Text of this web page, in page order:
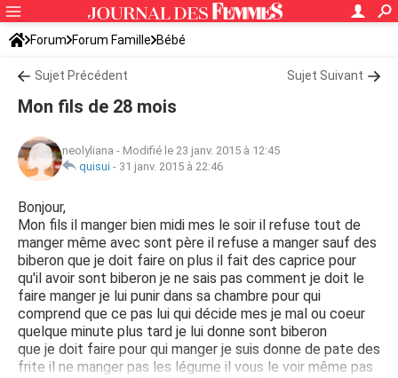
Forum Forum Famille Bébé
Sujet Précédent Sujet Suivant
Mon fils de 28 mois
neolyliana - Modifié le 23 janv. 2015 à 12:45
quisui - 31 janv. 2015 à 22:46
Bonjour,
Mon fils il manger bien midi mes le soir il refuse tout de
manger même avec sont père il refuse a manger sauf des
biberon que je doit faire on plus il fait des caprice pour
qu'il avoir sont biberon je ne sais pas comment je doit le
faire manger je lui punir dans sa chambre pour qui
comprend que ce pas lui qui décide mes je mal ou coeur
quelque minute plus tard je lui donne sont biberon
que je doit faire pour qui manger je suis donne de pate des
frite il ne manger pas les légume il vous le voir même pas